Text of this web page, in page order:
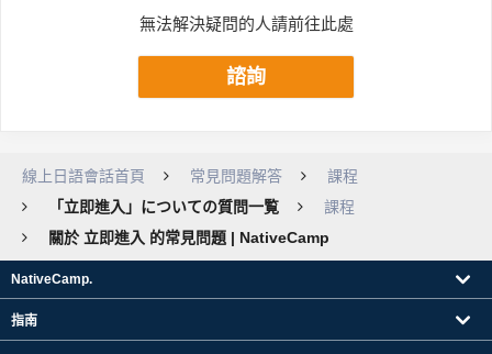
無法解決疑問的人請前往此處
諮詢
線上日語會話首頁 常見問題解答
課程
「立即進入」についての質問一覧
課程
關於 立即進入 的常見問題 | NativeCamp
NativeCamp.
指南